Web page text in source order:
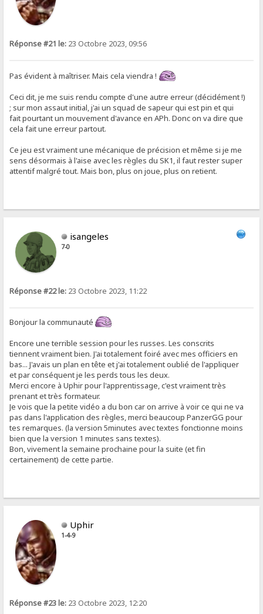
Réponse #21 le: 23 Octobre 2023, 09:56
Pas évident à maîtriser. Mais cela viendra !
Ceci dit, je me suis rendu compte d'une autre erreur (décidément !)
; sur mon assaut initial, j'ai un squad de sapeur qui est pin et qui
fait pourtant un mouvement d'avance en APh. Donc on va dire que
cela fait une erreur partout.
Ce jeu est vraiment une mécanique de précision et même si je me
sens désormais à l'aise avec les règles du SK1, il faut rester super
attentif malgré tout. Mais bon, plus on joue, plus on retient.
isangeles
7-0
Réponse #22 le: 23 Octobre 2023, 11:22
Bonjour la communauté
Encore une terrible session pour les russes. Les conscrits
tiennent vraiment bien. J'ai totalement foiré avec mes officiers en
bas... J'avais un plan en tête et j'ai totalement oublié de l'appliquer
et par conséquent je les perds tous les deux.
Merci encore à Uphir pour l'apprentissage, c'est vraiment très
prenant et très formateur.
Je vois que la petite vidéo a du bon car on arrive à voir ce qui ne va
pas dans l'application des règles, merci beaucoup PanzerGG pour
tes remarques. (la version 5minutes avec textes fonctionne moins
bien que la version 1 minutes sans textes).
Bon, vivement la semaine prochaine pour la suite (et fin
certainement) de cette partie.
Uphir
1-4-9
Réponse #23 le: 23 Octobre 2023, 12:20